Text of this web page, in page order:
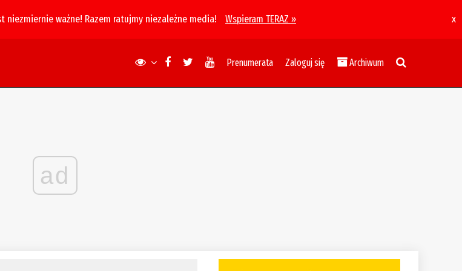
niezmiernie ważne! Razem ratujmy niezależne media! Wspieram TERAZ » x
Prenumerata Zaloguj się Archiwum
ad